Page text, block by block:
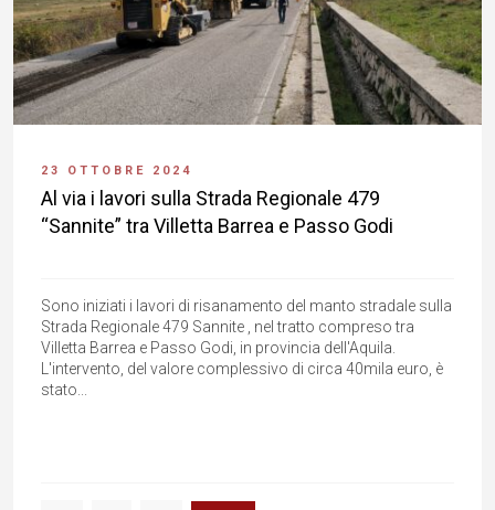
23 OTTOBRE 2024
Al via i lavori sulla Strada Regionale 479
“Sannite” tra Villetta Barrea e Passo Godi
Sono iniziati i lavori di risanamento del manto stradale sulla
Strada Regionale 479 Sannite , nel tratto compreso tra
Villetta Barrea e Passo Godi, in provincia dell'Aquila.
L'intervento, del valore complessivo di circa 40mila euro, è
stato...